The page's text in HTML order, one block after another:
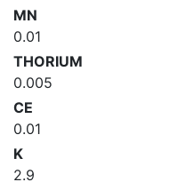
MN
0.01
THORIUM
0.005
CE
0.01
K
2.9